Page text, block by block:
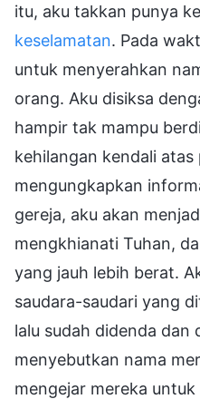
itu, aku takkan punya
keselamatan. Pada
untuk menyerahkan
orang. Aku disiksa
hampir tak mampu
kehilangan kendali atas
mengungkapkan
gereja, aku akan
mengkhianati Tuhan,
yang jauh lebih berat.
saudara-saudari yang
lalu sudah didenda dan
menyebutkan nama
mengejar mereka